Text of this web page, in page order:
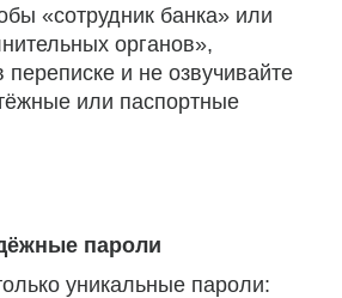
«сотрудник банка» или
органов»,
и не озвучивайте
или паспортные
пароли
уникальные пароли: